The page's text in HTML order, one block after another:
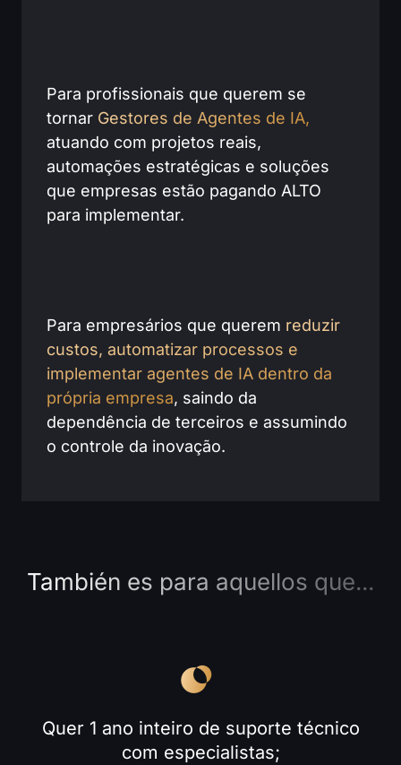
Para profissionais que querem se
tornar Gestores de Agentes de IA,
atuando com projetos reais,
automações estratégicas e soluções
que empresas estão pagando ALTO
para implementar.
Para empresários que querem reduzir
custos, automatizar processos e
implementar agentes de IA dentro da
própria empresa, saindo da
dependência de terceiros e assumindo
o controle da inovação.
También es para aquellos que...
Quer 1 ano inteiro de suporte técnico
com especialistas;